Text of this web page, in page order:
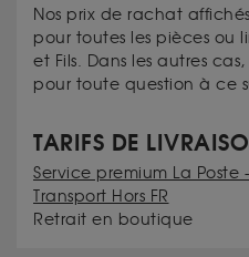
Nos prix de rachat
pour toutes les pièces ou
et Fils. Dans les autres
pour toute question à ce
TARIFS DE
Service premium La
Transport Hors FR
Retrait en boutique